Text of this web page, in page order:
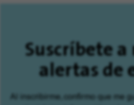
Suscríbete
alertas de
Al inscribirme, confirmo que me